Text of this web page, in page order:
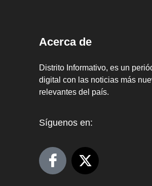
Acerca de
Distrito Informativo, es un
digital con las noticias más
relevantes del país.
Síguenos en: